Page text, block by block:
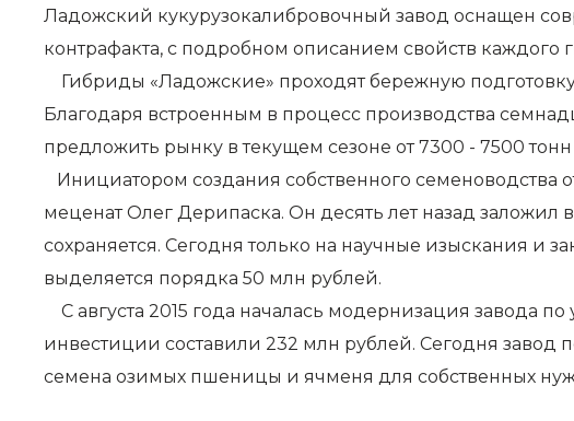
Ладожский кукурузокалибровочный завод оснащен
контрафакта, с подробном описанием свойств каждого
Гибриды «Ладожские» проходят бережную
Благодаря встроенным в процесс производства
предложить рынку в текущем сезоне от 7300 - 7500
Инициатором создания собственного
меценат Олег Дерипаска. Он десять лет назад
сохраняется. Сегодня только на научные изыскания и
выделяется порядка 50 млн рублей.
С августа 2015 года началась модернизация завода
инвестиции составили 232 млн рублей. Сегодня
семена озимых пшеницы и ячменя для собственных